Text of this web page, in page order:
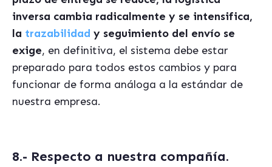
inversa cambia radicalmente y se intensifica,
la trazabilidad y seguimiento del envío se
exige, en definitiva, el sistema debe estar
preparado para todos estos cambios y para
funcionar de forma análoga a la estándar de
nuestra empresa.
8.- Respecto a nuestra compañía.